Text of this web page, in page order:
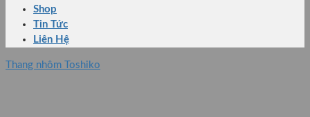
Shop
Tin Tức
Liên Hệ
Thang nhôm Toshiko